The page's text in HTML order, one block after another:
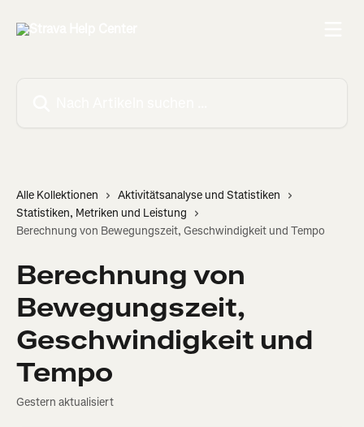
Alle Kollektionen
Aktivitätsanalyse und Statistiken
Statistiken, Metriken und Leistung
Berechnung von Bewegungszeit, Geschwindigkeit und Tempo
Berechnung von
Bewegungszeit,
Geschwindigkeit und
Tempo
Gestern aktualisiert